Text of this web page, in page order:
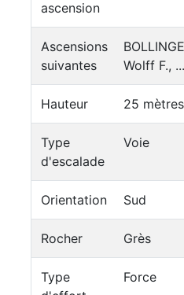
ascension
Ascensions
suivantes
Wolff F., ...
Hauteur 25 mètres
Type
d'escalade
Voie
Orientation Sud
Rocher Grès
Type
Force